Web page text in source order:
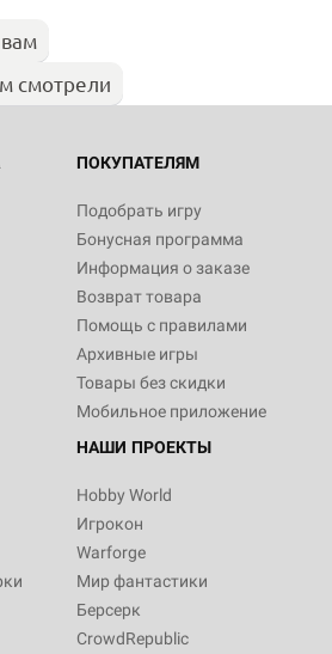
смотрели
ПОКУПАТЕЛЯМ
Подобрать игру
Бонусная программа
Информация о заказе
Возврат товара
Помощь с правилами
Архивные игры
Товары без скидки
Мобильное приложение
НАШИ ПРОЕКТЫ
Hobby World
Игрокон
Warforge
Мир фантастики
Берсерк
CrowdRepublic